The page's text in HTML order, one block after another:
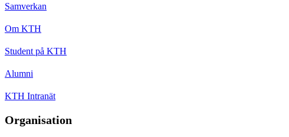
Samverkan
Om KTH
Student på KTH
Alumni
KTH Intranät
Organisation